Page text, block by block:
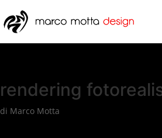
rendering
di Marco Motta